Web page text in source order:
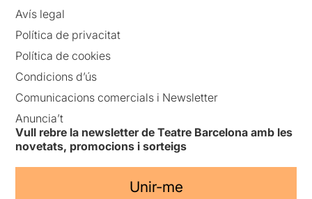
Avís legal
Política de privacitat
Política de cookies
Condicions d’ús
Comunicacions comercials i Newsletter
Anuncia’t
Vull rebre la newsletter de Teatre Barcelona amb les
novetats, promocions i sorteigs
Unir-me